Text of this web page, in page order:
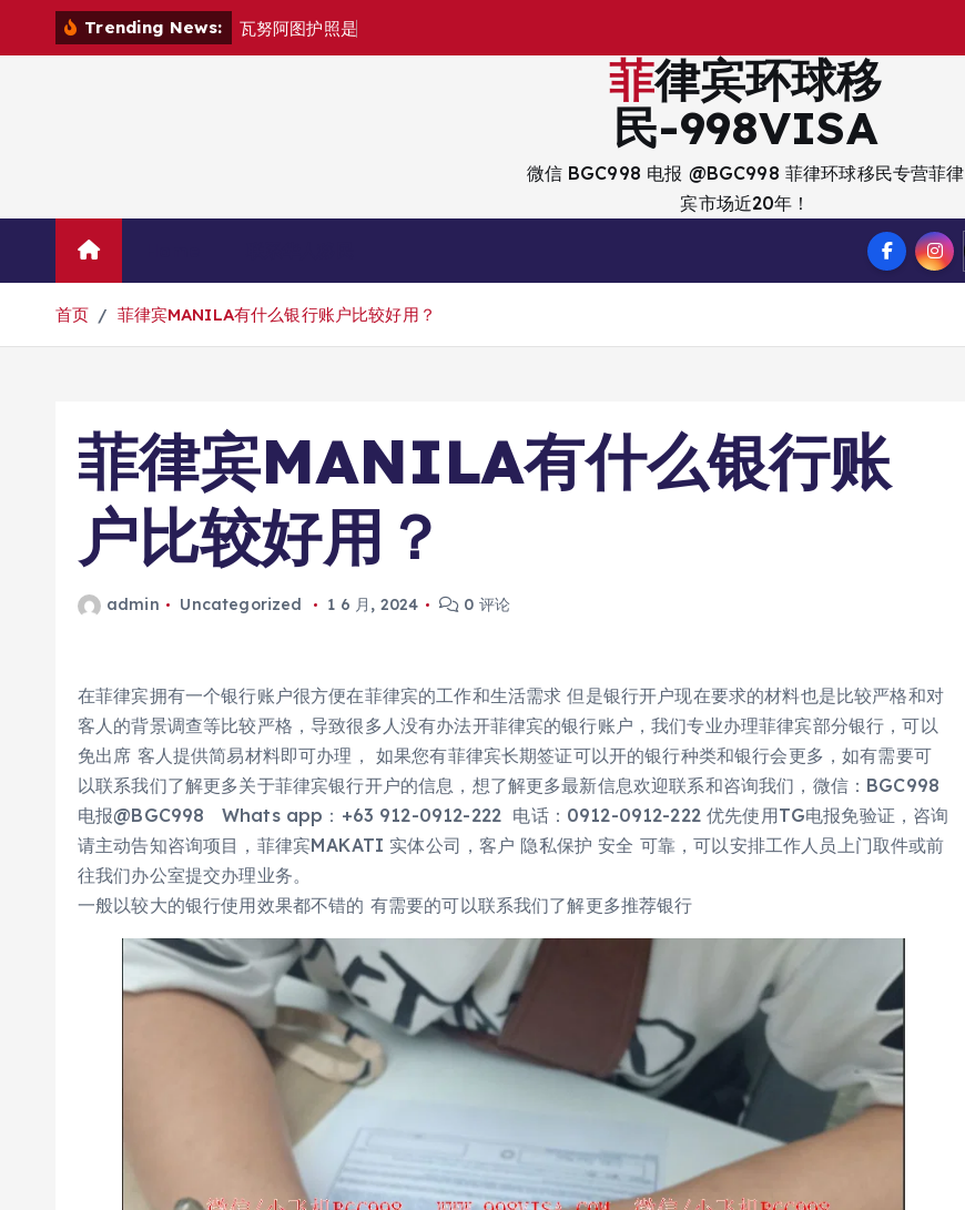
Trending News: 瓦努阿图护照是
菲律宾环球移
民-998VISA
微信 BGC998 电报 @BGC998 菲律环球移民专营菲律
宾市场近20年！
首页 菲律宾MANILA有什么银行账户比较好用？
菲律宾MANILA有什么银行账
户比较好用？
admin Uncategorized 1 6 月, 2024 0 评论
在菲律宾拥有一个银行账户很方便在菲律宾的工作和生活需求 但是银行开户现在要求的材料也是比较严格和对
客人的背景调查等比较严格，导致很多人没有办法开菲律宾的银行账户，我们专业办理菲律宾部分银行，可以
免出席 客人提供简易材料即可办理， 如果您有菲律宾长期签证可以开的银行种类和银行会更多，如有需要可
以联系我们了解更多关于菲律宾银行开户的信息，想了解更多最新信息欢迎联系和咨询我们，微信：BGC998
电报@BGC998 Whats app：+63 912-0912-222 电话：0912-0912-222 优先使用TG电报免验证，咨询
请主动告知咨询项目，菲律宾MAKATI 实体公司，客户 隐私保护 安全 可靠，可以安排工作人员上门取件或前
往我们办公室提交办理业务。
一般以较大的银行使用效果都不错的 有需要的可以联系我们了解更多推荐银行